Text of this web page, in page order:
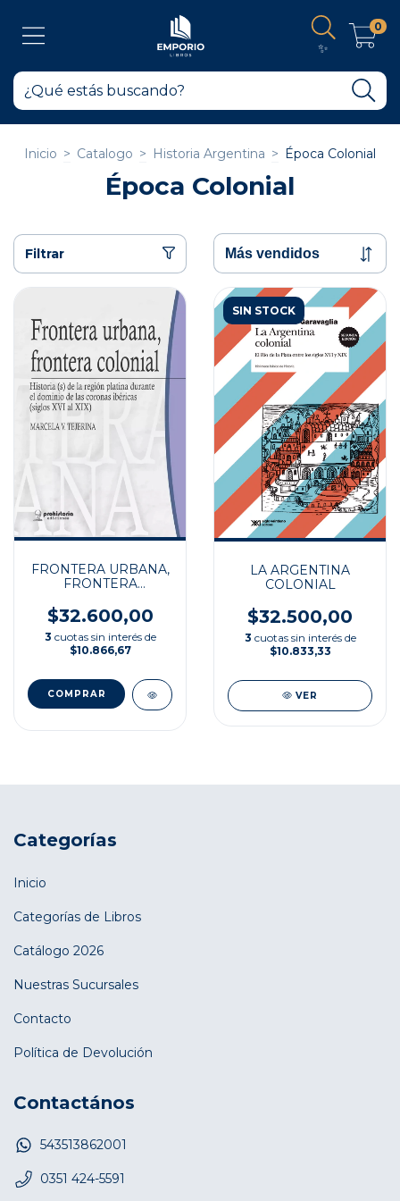
✨
0
Inicio > Catalogo > Historia Argentina > Época Colonial
Época Colonial
Filtrar
FRONTERA URBANA,
FRONTERA
$32.600,00
3 cuotas sin interés de
$10.866,67
SIN STOCK
LA ARGENTINA
COLONIAL
$32.500,00
3 cuotas sin interés de
$10.833,33
VER
Categorías
Inicio
Categorías de Libros
Catálogo 2026
Nuestras Sucursales
Contacto
Política de Devolución
Contactános
543513862001
0351 424-5591